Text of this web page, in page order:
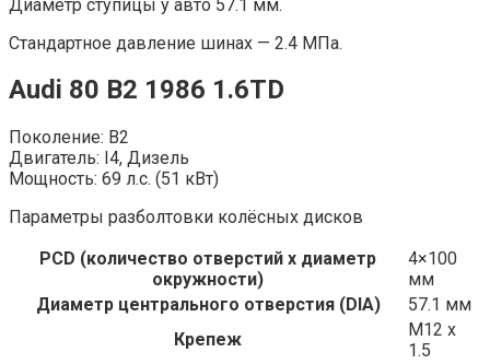
Диаметр ступицы у авто 57.1 мм.
Стандартное давление шинах — 2.4 МПа.
Audi 80 B2 1986 1.6TD
Поколение: B2
Двигатель: I4, Дизель
Мощность: 69 л.с. (51 кВт)
Параметры разболтовки колёсных дисков
PCD (количество отверстий x диаметр
окружности)
4×100
мм
Диаметр центрального отверстия (DIA)
57.1 мм
Крепеж
M12 x
1.5